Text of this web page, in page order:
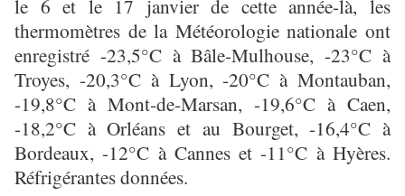
le 6 et le 17 janvier de cette année-là, les
thermomètres de la Météorologie nationale ont
enregistré -23,5°C à Bâle-Mulhouse, -23°C à
Troyes, -20,3°C à Lyon, -20°C à Montauban,
-19,8°C à Mont-de-Marsan, -19,6°C à Caen,
-18,2°C à Orléans et au Bourget, -16,4°C à
Bordeaux, -12°C à Cannes et -11°C à Hyères.
Réfrigérantes données.